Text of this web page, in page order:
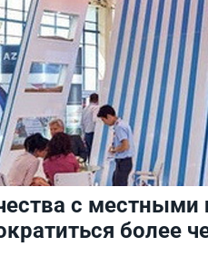
с
более